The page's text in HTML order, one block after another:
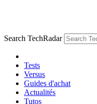
Search TechRadar
Tests
Versus
Guides d'achat
Actualités
Tutos